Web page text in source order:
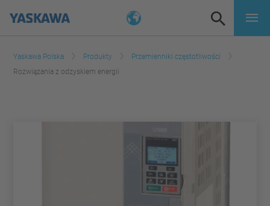
Yaskawa Polska Produkty
Przemienniki częstotliwości
Rozwiązania z odzyskiem energii